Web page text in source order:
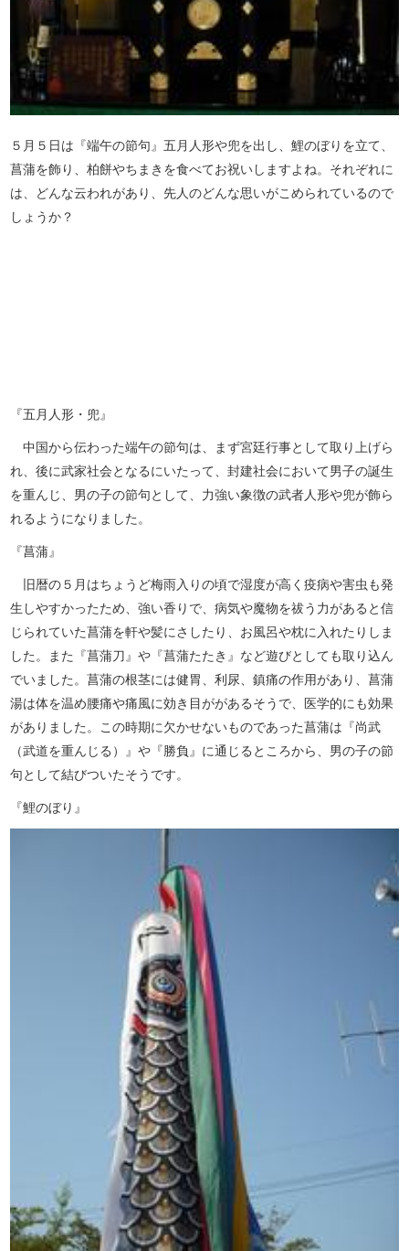
５月５日は『端午の節句』五月人形や兜を出し、鯉のぼりを立て、
菖蒲を飾り、柏餅やちまきを食べてお祝いしますよね。それぞれに
は、どんな云われがあり、先人のどんな思いがこめられているので
しょうか？
『五月人形・兜』
中国から伝わった端午の節句は、まず宮廷行事として取り上げら
れ、後に武家社会となるにいたって、封建社会において男子の誕生
を重んじ、男の子の節句として、力強い象徴の武者人形や兜が飾ら
れるようになりました。
『菖蒲』
旧暦の５月はちょうど梅雨入りの頃で湿度が高く疫病や害虫も発
生しやすかったため、強い香りで、病気や魔物を祓う力があると信
じられていた菖蒲を軒や髪にさしたり、お風呂や枕に入れたりしま
した。また『菖蒲刀』や『菖蒲たたき』など遊びとしても取り込ん
でいました。菖蒲の根茎には健胃、利尿、鎮痛の作用があり、菖蒲
湯は体を温め腰痛や痛風に効き目ががあるそうで、医学的にも効果
がありました。この時期に欠かせないものであった菖蒲は『尚武
（武道を重んじる）』や『勝負』に通じるところから、男の子の節
句として結びついたそうです。
『鯉のぼり』